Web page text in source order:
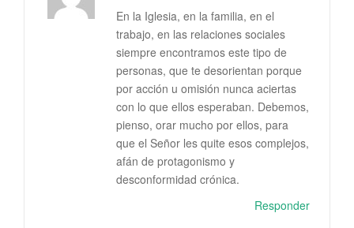
En la Iglesia, en la familia, en el
trabajo, en las relaciones sociales
siempre encontramos este tipo de
personas, que te desorientan porque
por acción u omisión nunca aciertas
con lo que ellos esperaban. Debemos,
pienso, orar mucho por ellos, para
que el Señor les quite esos complejos,
afán de protagonismo y
desconformidad crónica.
Responder